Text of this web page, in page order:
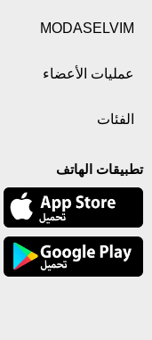
MODASELVIM
عمليات الأعضاء
الفئات
تطبيقات الهاتف